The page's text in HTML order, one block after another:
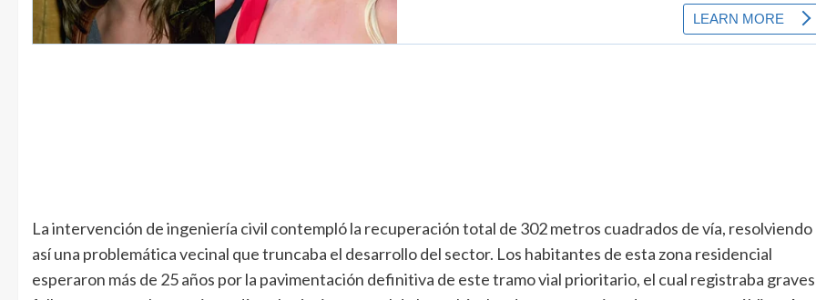
La intervención de ingeniería civil contempló la recuperación total de 302 metros cuadrados de vía, resolviendo
así una problemática vecinal que truncaba el desarrollo del sector. Los habitantes de esta zona residencial
esperaron más de 25 años por la pavimentación definitiva de este tramo vial prioritario, el cual registraba graves